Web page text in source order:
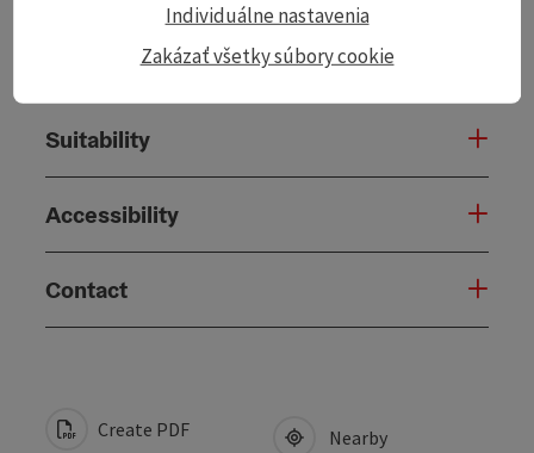
Suitability
Accessibility
Contact
Create PDF Nearby
Zakázať všetky súbory cookie
Individuálne nastavenia